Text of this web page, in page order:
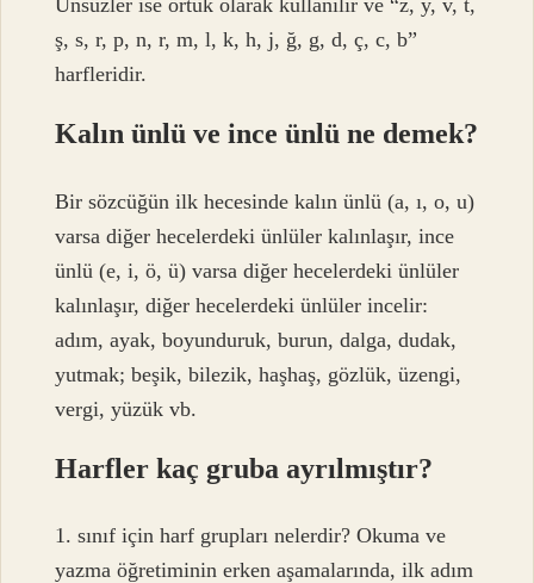
Ünsüzler ise örtük olarak kullanılır ve “z, y, v, t,
ş, s, r, p, n, r, m, l, k, h, j, ğ, g, d, ç, c, b”
harfleridir.
Kalın ünlü ve ince ünlü ne demek?
Bir sözcüğün ilk hecesinde kalın ünlü (a, ı, o, u)
varsa diğer hecelerdeki ünlüler kalınlaşır, ince
ünlü (e, i, ö, ü) varsa diğer hecelerdeki ünlüler
kalınlaşır, diğer hecelerdeki ünlüler incelir:
adım, ayak, boyunduruk, burun, dalga, dudak,
yutmak; beşik, bilezik, haşhaş, gözlük, üzengi,
vergi, yüzük vb.
Harfler kaç gruba ayrılmıştır?
1. sınıf için harf grupları nelerdir? Okuma ve
yazma öğretiminin erken aşamalarında, ilk adım